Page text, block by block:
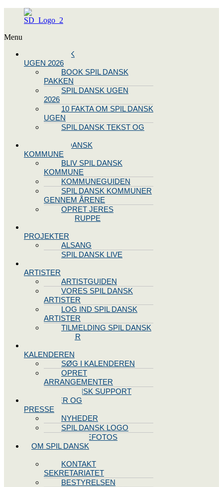
Menu
SPIL DANSK
UGEN 2026
BOOK SPIL DANSK
PAKKEN
SPIL DANSK UGEN
2026
10 FAKTA OM SPIL DANSK
UGEN
SPIL DANSK TEKST OG
BLIV SPIL DANSK
KOMMUNE
BLIV SPIL DANSK
KOMMUNE
KOMMUNEGUIDEN
SPIL DANSK KOMMUNER
GENNEM ÅRENE
OPRET JERES
STYREGRUPPE
PROJEKTER
ALSANG
SPIL DANSK LIVE
ARTISTER
ARTISTGUIDEN
VORES SPIL DANSK
ARTISTER
LOG IND SPIL DANSK
ARTISTER
TILMELDING SPIL DANSK
ARTISTER
KALENDEREN
SØG I KALENDEREN
OPRET
ARRANGEMENTER
TEKNISK SUPPORT
NYHEDER OG
PRESSE
NYHEDER
SPIL DANSK LOGO
PRESSEFOTOS
OM SPIL DANSK
KONTAKT
SEKRETARIATET
BESTYRELSEN